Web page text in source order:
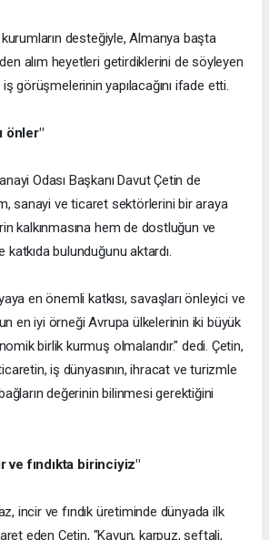
kurumların desteğiyle, Almanya başta
alım heyetleri getirdiklerini de söyleyen
iş görüşmelerinin yapılacağını ifade etti.
önler"
Odası Başkanı Davut Çetin de
sanayi ve ticaret sektörlerini bir araya
kalkınmasına hem de dostluğun ve
katkıda bulunduğunu aktardı.
en önemli katkısı, savaşları önleyici ve
en iyi örneği Avrupa ülkelerinin iki büyük
birlik kurmuş olmalarıdır." dedi. Çetin,
iş dünyasının, ihracat ve turizmle
değerinin bilinmesi gerektiğini
ve fındıkta birinciyiz"
incir ve fındık üretiminde dünyada ilk
eden Çetin, "Kavun, karpuz, şeftali,